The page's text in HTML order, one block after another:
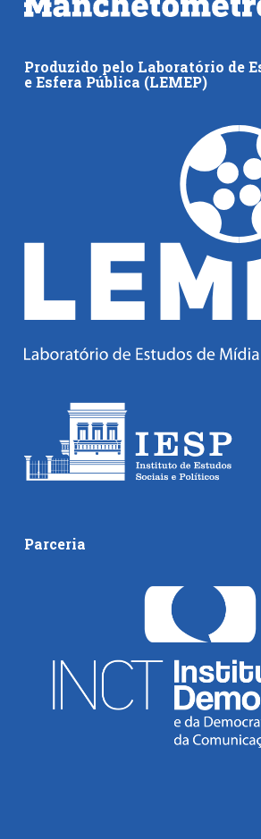
Produzido pelo Laboratório de
e Esfera Pública (LEMEP)
Parceria